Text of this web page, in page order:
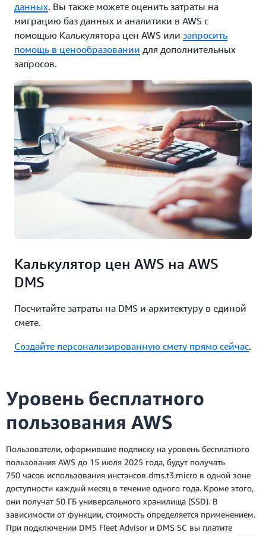
данных. Вы также можете оценить затраты на
миграцию баз данных и аналитики в AWS с
помощью Калькулятора цен AWS или запросить
помощь в ценообразовании для дополнительных
запросов.
Калькулятор цен AWS на AWS
DMS
Посчитайте затраты на DMS и архитектуру в единой
смете.
Создайте персонализированную смету прямо сейчас.
Уровень бесплатного
пользования AWS
Пользователи, оформившие подписку на уровень бесплатного
пользования AWS до 15 июля 2025 года, будут получать
750 часов использования инстансов dms.t3.micro в одной зоне
доступности каждый месяц в течение одного года. Кроме этого,
они получат 50 ГБ универсального хранилища (SSD). В
зависимости от функции, стоимость определяется применением.
При подключении DMS Fleet Advisor и DMS SC вы платите